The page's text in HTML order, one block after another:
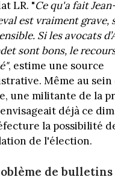
LR. "Ce qu'a fait
est vraiment grave,
Si les avocats
sont bons, le
, estime une source
Même au sein
une militante de la
déjà ce
la possibilité
de l'élection.
de bulletins